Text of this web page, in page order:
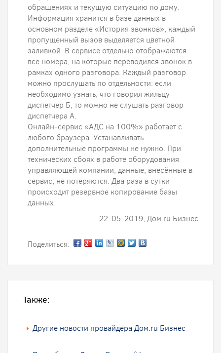
обращениях и текущую ситуацию по дому.
Информация хранится в базе данных в
основном разделе «История звонков», каждый
пропущенный вызов выделяется цветной
заливкой. В сервисе отдельно отображаются
все номера, на которые переводился звонок в
рамках одного разговора. Каждый разговор
можно прослушать по отдельности: если
необходимо узнать, что говорил жильцу
диспетчер Б, то можно не слушать разговор
диспетчера А.
Онлайн-сервис «АДС на 100%» работает с
любого браузера. Устанавливать
дополнительные программы не нужно. При
технических сбоях в работе оборудования
управляющей компании, данные, внесённые в
сервис, не потеряются. Два раза в сутки
происходит резервное копирование базы
данных.
22-05-2019, Дом.ru Бизнес
Поделиться:
Также:
Другие новости провайдера Дом.ru Бизнес